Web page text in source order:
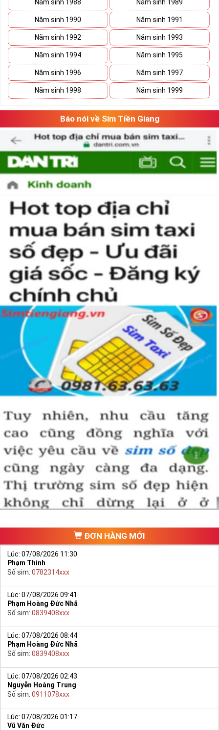
Năm sinh 1988 Năm sinh 1989
Năm sinh 1990 Năm sinh 1991
Năm sinh 1992 Năm sinh 1993
Năm sinh 1994 Năm sinh 1995
Năm sinh 1996 Năm sinh 1997
Năm sinh 1998 Năm sinh 1999
Báo nói về Sim Tiền Giang
ĐƠN HÀNG MỚI
Lúc: 07/08/2026 11:30
Phạm Thinh
Số sim: 0782314xxx
Lúc: 07/08/2026 09:41
Phạm Hoàng Đức Nhã
Số sim: 0839408xxx
Lúc: 07/08/2026 08:44
Phạm Hoàng Đức Nhã
Số sim: 0839408xxx
Lúc: 07/08/2026 02:43
Nguyễn Hoàng Trung
Số sim: 0911078xxx
Lúc: 07/08/2026 01:17
Vũ Văn Đức